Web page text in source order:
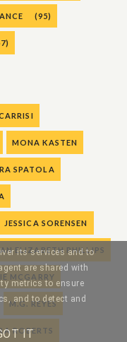
(95)
MONA KASTEN
SPATOLA
JESSICA SORENSEN
ELIZABETH PHILLIPS
MCGARRY
M.G. REYES
ROBERTS
its services and to
are shared with
metrics to ensure
and to detect and
IT